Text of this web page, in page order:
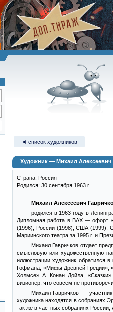
◄ список художников
Художник — Михаил Алексеевич
Страна: Россия
Родился: 30 сентября 1963 г.
Михаил Алексеевич
родился в 1963 году в
Дипломная работа в ВАХ — офорт
(1996), России (1998), США (1999). С
Мариинского театра за 1995 г. и
Михаил Гавричков отдает
смысловую или художественную
иллюстрации художник обратился
Гофмана, «Мифы Древней Греции»,
Холмсе» А. Конан Дойла,
визионер, что совсем не
Михаил Гавричков —
художника находятся в собраниях
так же в частных собраниях